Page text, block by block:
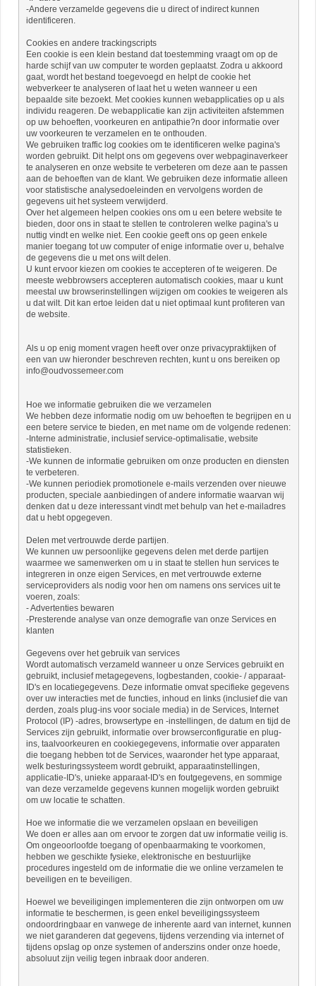
-Andere verzamelde gegevens die u direct of indirect kunnen
identificeren.
Cookies en andere trackingscripts
Een cookie is een klein bestand dat toestemming vraagt ​​om op de
harde schijf van uw computer te worden geplaatst. Zodra u akkoord
gaat, wordt het bestand toegevoegd en helpt de cookie het
webverkeer te analyseren of laat het u weten wanneer u een
bepaalde site bezoekt. Met cookies kunnen webapplicaties op u als
individu reageren. De webapplicatie kan zijn activiteiten afstemmen
op uw behoeften, voorkeuren en antipathie?n door informatie over
uw voorkeuren te verzamelen en te onthouden.
We gebruiken traffic log cookies om te identificeren welke pagina's
worden gebruikt. Dit helpt ons om gegevens over webpaginaverkeer
te analyseren en onze website te verbeteren om deze aan te passen
aan de behoeften van de klant. We gebruiken deze informatie alleen
voor statistische analysedoeleinden en vervolgens worden de
gegevens uit het systeem verwijderd.
Over het algemeen helpen cookies ons om u een betere website te
bieden, door ons in staat te stellen te controleren welke pagina's u
nuttig vindt en welke niet. Een cookie geeft ons op geen enkele
manier toegang tot uw computer of enige informatie over u, behalve
de gegevens die u met ons wilt delen.
U kunt ervoor kiezen om cookies te accepteren of te weigeren. De
meeste webbrowsers accepteren automatisch cookies, maar u kunt
meestal uw browserinstellingen wijzigen om cookies te weigeren als
u dat wilt. Dit kan ertoe leiden dat u niet optimaal kunt profiteren van
de website.
Als u op enig moment vragen heeft over onze privacypraktijken of
een van uw hieronder beschreven rechten, kunt u ons bereiken op
info@oudvossemeer.com
Hoe we informatie gebruiken die we verzamelen
We hebben deze informatie nodig om uw behoeften te begrijpen en u
een betere service te bieden, en met name om de volgende redenen:
-Interne administratie, inclusief service-optimalisatie, website
statistieken.
-We kunnen de informatie gebruiken om onze producten en diensten
te verbeteren.
-We kunnen periodiek promotionele e-mails verzenden over nieuwe
producten, speciale aanbiedingen of andere informatie waarvan wij
denken dat u deze interessant vindt met behulp van het e-mailadres
dat u hebt opgegeven.
Delen met vertrouwde derde partijen.
We kunnen uw persoonlijke gegevens delen met derde partijen
waarmee we samenwerken om u in staat te stellen hun services te
integreren in onze eigen Services, en met vertrouwde externe
serviceproviders als nodig voor hen om namens ons services uit te
voeren, zoals:
- Advertenties bewaren
-Presterende analyse van onze demografie van onze Services en
klanten
Gegevens over het gebruik van services
Wordt automatisch verzameld wanneer u onze Services gebruikt en
gebruikt, inclusief metagegevens, logbestanden, cookie- / apparaat-
ID's en locatiegegevens. Deze informatie omvat specifieke gegevens
over uw interacties met de functies, inhoud en links (inclusief die van
derden, zoals plug-ins voor sociale media) in de Services, Internet
Protocol (IP) -adres, browsertype en -instellingen, de datum en tijd de
Services zijn gebruikt, informatie over browserconfiguratie en plug-
ins, taalvoorkeuren en cookiegegevens, informatie over apparaten
die toegang hebben tot de Services, waaronder het type apparaat,
welk besturingssysteem wordt gebruikt, apparaatinstellingen,
applicatie-ID's, unieke apparaat-ID's en foutgegevens, en sommige
van deze verzamelde gegevens kunnen mogelijk worden gebruikt
om uw locatie te schatten.
Hoe we informatie die we verzamelen opslaan en beveiligen
We doen er alles aan om ervoor te zorgen dat uw informatie veilig is.
Om ongeoorloofde toegang of openbaarmaking te voorkomen,
hebben we geschikte fysieke, elektronische en bestuurlijke
procedures ingesteld om de informatie die we online verzamelen te
beveiligen en te beveiligen.
Hoewel we beveiligingen implementeren die zijn ontworpen om uw
informatie te beschermen, is geen enkel beveiligingssysteem
ondoordringbaar en vanwege de inherente aard van internet, kunnen
we niet garanderen dat gegevens, tijdens verzending via internet of
tijdens opslag op onze systemen of anderszins onder onze hoede,
absoluut zijn veilig tegen inbraak door anderen.